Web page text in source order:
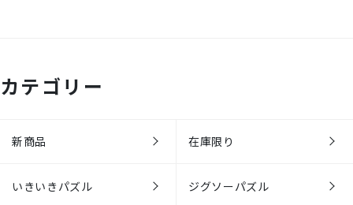
カテゴリー
新商品 在庫限り
いきいきパズル ジグソーパズル